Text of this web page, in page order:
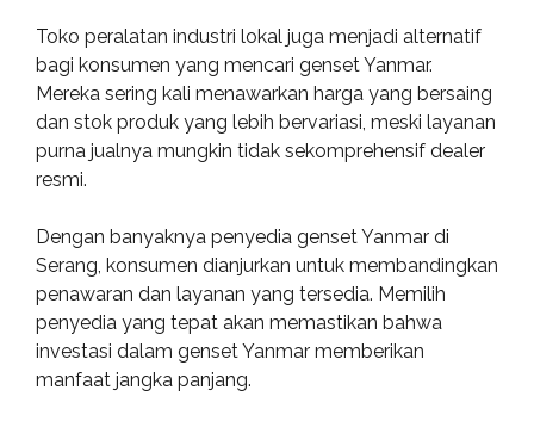
Toko peralatan industri lokal juga menjadi alternatif
bagi konsumen yang mencari genset Yanmar.
Mereka sering kali menawarkan harga yang bersaing
dan stok produk yang lebih bervariasi, meski layanan
purna jualnya mungkin tidak sekomprehensif dealer
resmi.
Dengan banyaknya penyedia genset Yanmar di
Serang, konsumen dianjurkan untuk membandingkan
penawaran dan layanan yang tersedia. Memilih
penyedia yang tepat akan memastikan bahwa
investasi dalam genset Yanmar memberikan
manfaat jangka panjang.